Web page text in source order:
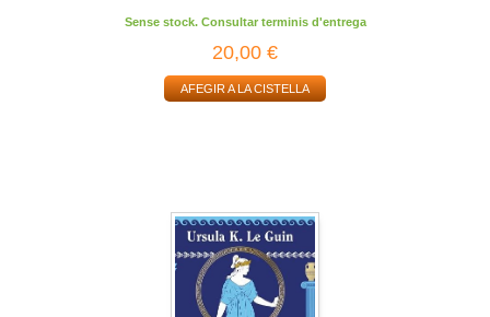
Sense stock. Consultar terminis d'entrega
20,00 €
AFEGIR A LA CISTELLA